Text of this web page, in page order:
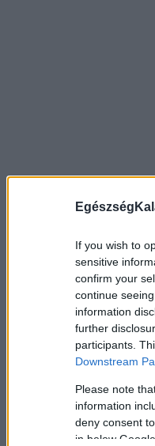
If you wish to
sensitive
confirm your
continue
information
further
participants.
Downstream
Please note
information
deny consent
in below